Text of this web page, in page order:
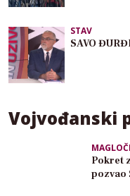
STAV
SAVO
Vojvođanski
Pokret
pozvao